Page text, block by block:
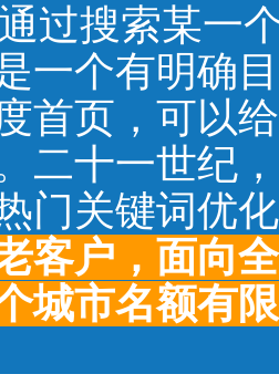
过搜索某一
一个有明确
首页，可以
二十一世纪
门关键词优
客户，面向
城市名额有